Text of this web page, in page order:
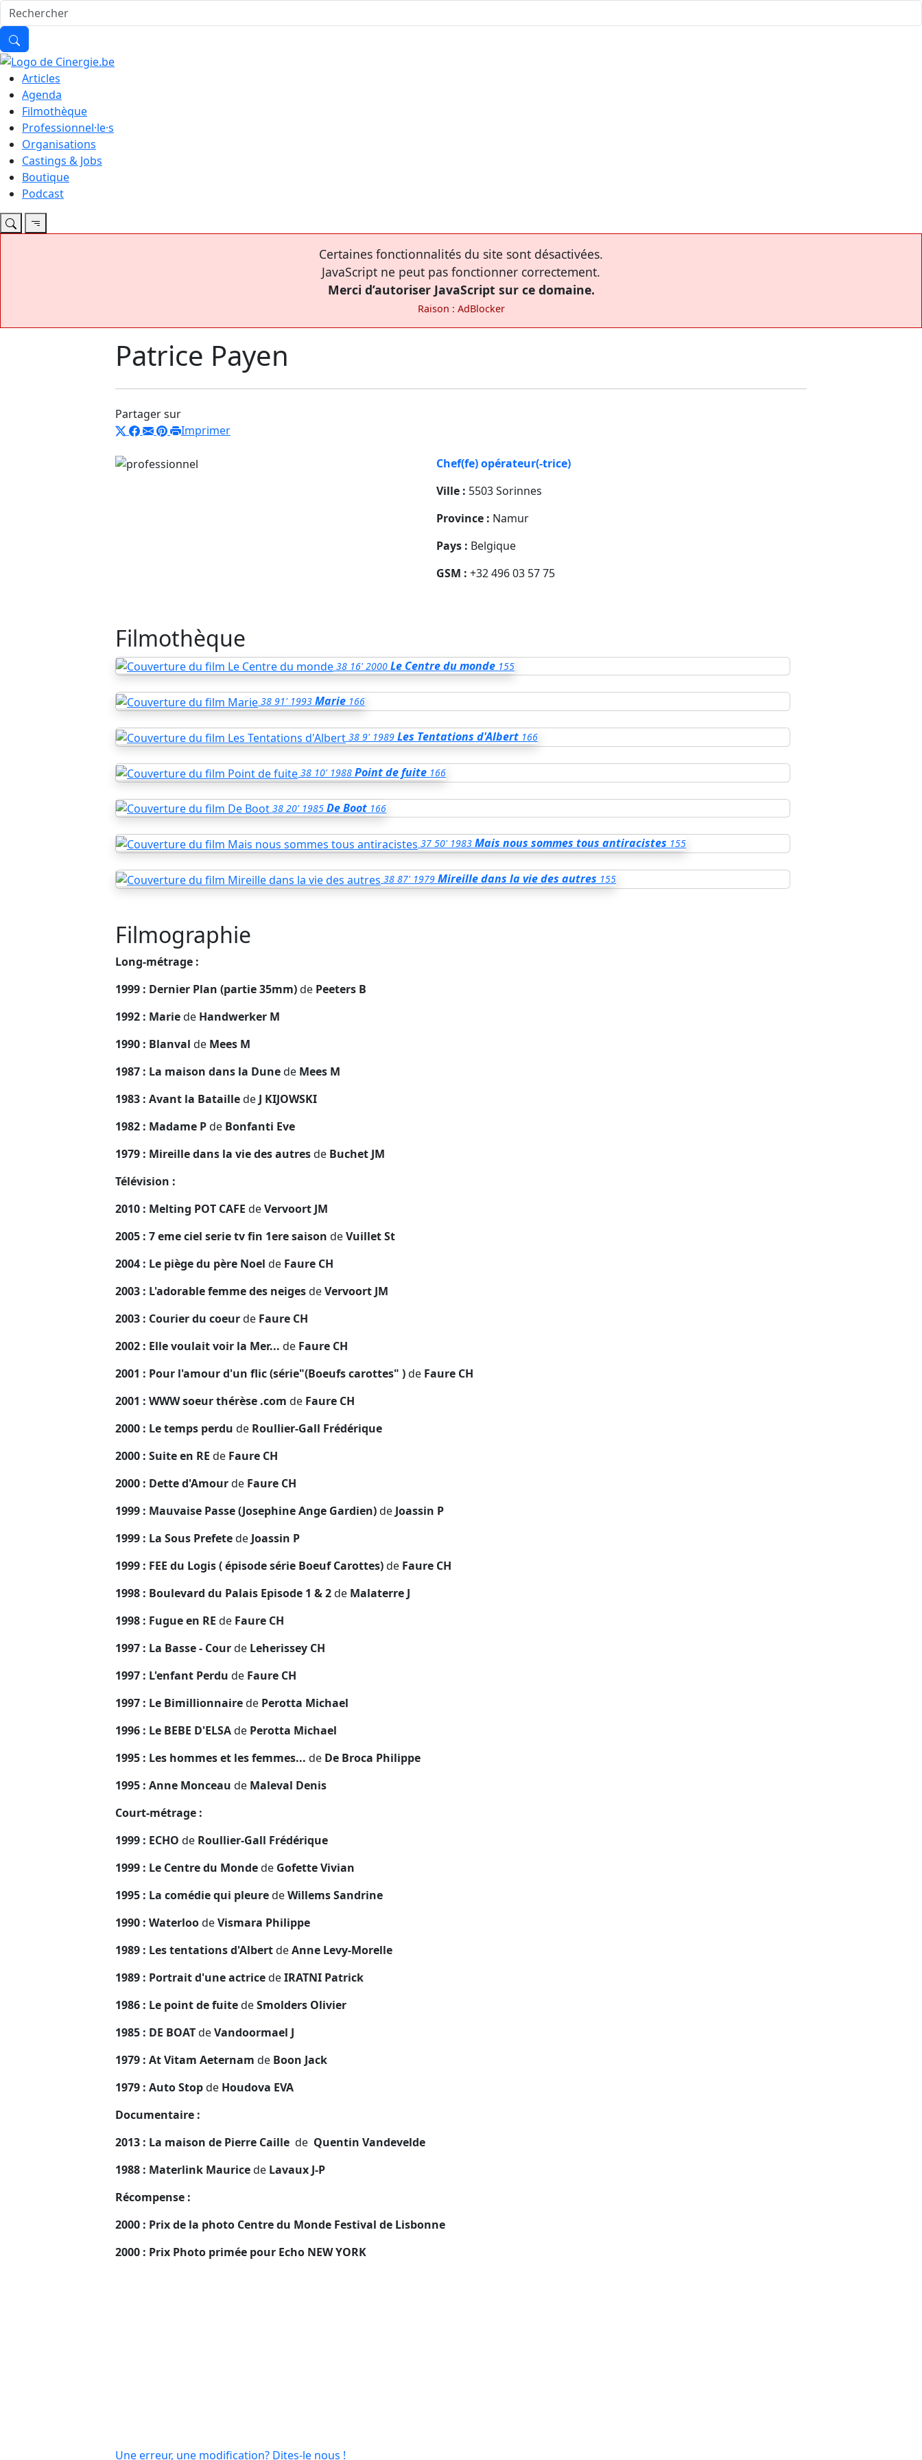
Articles
Agenda
Filmothèque
Professionnel·le·s
Organisations
Castings & Jobs
Boutique
Podcast
Certaines fonctionnalités du site sont désactivées.
JavaScript ne peut pas fonctionner correctement.
Merci d’autoriser JavaScript sur ce domaine.
Raison : AdBlocker
Patrice Payen
Partager sur
Imprimer
Chef(fe) opérateur(-trice)
Ville : 5503 Sorinnes
Province : Namur
Pays : Belgique
GSM : +32 496 03 57 75
Filmothèque
38 16' 2000 Le Centre du monde 155
38 91' 1993 Marie 166
38 9' 1989 Les Tentations d'Albert 166
38 10' 1988 Point de fuite 166
38 20' 1985 De Boot 166
37 50' 1983 Mais nous sommes tous antiracistes 155
38 87' 1979 Mireille dans la vie des autres 155
Filmographie
Long-métrage :
1999 : Dernier Plan (partie 35mm)de Peeters B
1992 : Mariede Handwerker M
1990 : Blanval de Mees M
1987 : La maison dans la Dunede Mees M
1983 : Avant la Bataillede J KIJOWSKI
1982 : Madame Pde Bonfanti Eve
1979 : Mireille dans la vie des autresde Buchet JM
Télévision :
2010 : Melting POT CAFE deVervoort JM
2005 : 7 eme ciel serie tv fin 1ere saison deVuillet St
2004 : Le piège du père Noel de Faure CH
2003 : L'adorable femme des neigesdeVervoort JM
2003 : Courier du coeurde Faure CH
2002 : Elle voulait voir la Mer... de Faure CH
2001 : Pour l'amour d'un flic (série"(Boeufs carottes" )de Faure CH
2001 : WWW soeur thérèse .com de Faure CH
2000 : Le temps perdu de Roullier-Gall Frédérique
2000 : Suite en RE de Faure CH
2000 : Dette d'Amourde Faure CH
1999 : Mauvaise Passe (Josephine Ange Gardien)de Joassin P
1999 : La Sous Prefetede Joassin P
1999 : FEE du Logis ( épisode série Boeuf Carottes)de Faure CH
1998 : Boulevard du Palais Episode 1 & 2de Malaterre J
1998 : Fugue en RE de Faure CH
1997 : La Basse - Courde Leherissey CH
1997 : L'enfant Perdu de Faure CH
1997 : Le Bimillionnairede Perotta Michael
1996 : Le BEBE D'ELSAde Perotta Michael
1995 : Les hommes et les femmes... de De Broca Philippe
1995 : Anne Monceau de Maleval Denis
Court-métrage :
1999 : ECHO de Roullier-Gall Frédérique
1999 : Le Centre du Mondede Gofette Vivian
1995 : La comédie qui pleuredeWillems Sandrine
1990 : WaterloodeVismara Philippe
1989 : Les tentations d'AlbertdeAnne Levy-Morelle
1989 : Portrait d'une actricedeIRATNI Patrick
1986 : Le point de fuitedeSmolders Olivier
1985 : DE BOATdeVandoormael J
1979 : At Vitam Aeternam de Boon Jack
1979 : Auto Stopde Houdova EVA
Documentaire :
2013 : La maison de Pierre Caille de Quentin Vandevelde
1988 : Materlink Mauricede Lavaux J-P
Récompense :
2000 : Prix de la photo Centre du Monde Festival de Lisbonne
2000 : Prix Photo primée pour Echo NEW YORK
Une erreur, une modification? Dites-le nous !